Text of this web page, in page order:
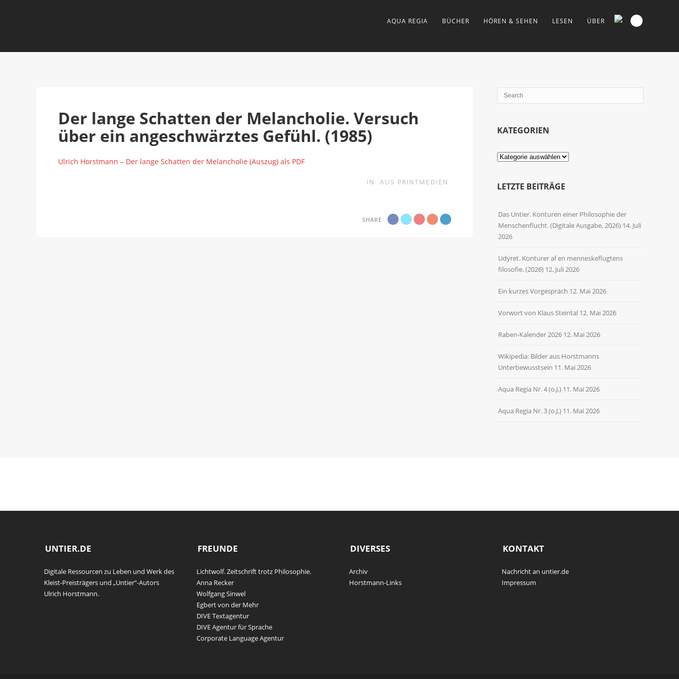
AQUA REGIA BÜCHER HÖREN & SEHEN LESEN ÜBER
Der lange Schatten der Melancholie. Versuch
über ein angeschwärztes Gefühl. (1985)
Ulrich Horstmann – Der lange Schatten der Melancholie (Auszug) als PDF
IN AUS PRINTMEDIEN
SHARE
KATEGORIEN
Kategorien
LETZTE BEITRÄGE
Das Untier. Konturen einer Philosophie der
Menschenflucht. (Digitale Ausgabe, 2026) 14. Juli
2026
Udyret. Konturer af en menneskeflugtens
filosofie. (2026) 12. Juli 2026
Ein kurzes Vorgespräch 12. Mai 2026
Vorwort von Klaus Steintal 12. Mai 2026
Raben-Kalender 2026 12. Mai 2026
Wikipedia: Bilder aus Horstmanns
Unterbewusstsein 11. Mai 2026
Aqua Regia Nr. 4 (o.J.) 11. Mai 2026
Aqua Regia Nr. 3 (o.J.) 11. Mai 2026
UNTIER.DE
Digitale Ressourcen zu Leben und Werk des
Kleist-Preisträgers und „Untier“-Autors
Ulrich Horstmann.
FREUNDE
Lichtwolf. Zeitschrift trotz Philosophie.
Anna Recker
Wolfgang Sinwel
Egbert von der Mehr
DIVE Textagentur
DIVE Agentur für Sprache
Corporate Language Agentur
DIVERSES
Archiv
Horstmann-Links
KONTAKT
Nachricht an untier.de
Impressum